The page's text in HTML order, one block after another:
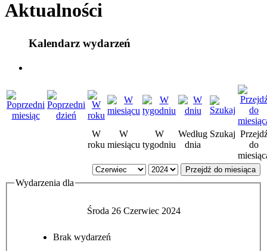
Aktualności
Kalendarz wydarzeń
W
roku
W
miesiącu
W
tygodniu
Według
dnia
Szukaj
do
Przejdź do miesiąca
Wydarzenia dla
Środa 26 Czerwiec 2024
Brak wydarzeń